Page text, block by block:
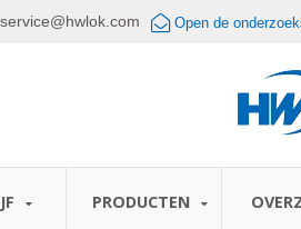
service@hwlok.com Open de
PRODUCTEN